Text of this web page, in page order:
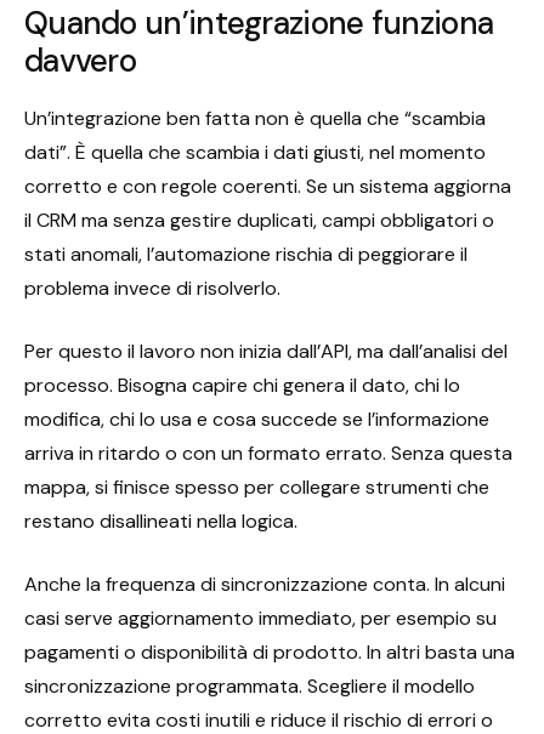
Quando un’integrazione funziona
davvero
Un’integrazione ben fatta non è quella che “scambia
dati”. È quella che scambia i dati giusti, nel momento
corretto e con regole coerenti. Se un sistema aggiorna
il CRM ma senza gestire duplicati, campi obbligatori o
stati anomali, l’automazione rischia di peggiorare il
problema invece di risolverlo.
Per questo il lavoro non inizia dall’API, ma dall’analisi del
processo. Bisogna capire chi genera il dato, chi lo
modifica, chi lo usa e cosa succede se l’informazione
arriva in ritardo o con un formato errato. Senza questa
mappa, si finisce spesso per collegare strumenti che
restano disallineati nella logica.
Anche la frequenza di sincronizzazione conta. In alcuni
casi serve aggiornamento immediato, per esempio su
pagamenti o disponibilità di prodotto. In altri basta una
sincronizzazione programmata. Scegliere il modello
corretto evita costi inutili e riduce il rischio di errori o